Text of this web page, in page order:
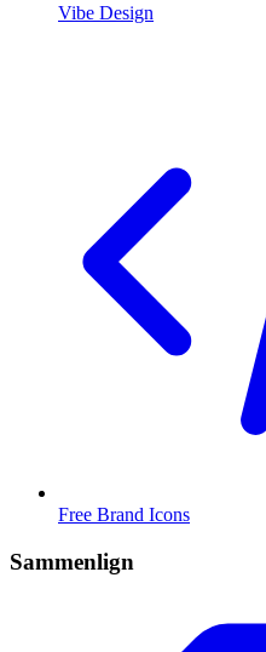
Vibe Design
Free Brand Icons
Sammenlign